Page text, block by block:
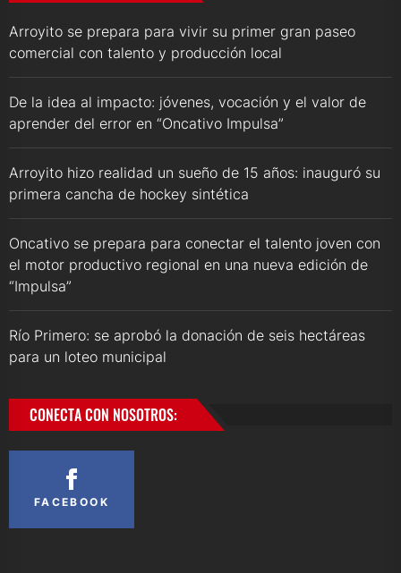
Arroyito se prepara para vivir su primer gran paseo
comercial con talento y producción local
De la idea al impacto: jóvenes, vocación y el valor de
aprender del error en “Oncativo Impulsa”
Arroyito hizo realidad un sueño de 15 años: inauguró su
primera cancha de hockey sintética
Oncativo se prepara para conectar el talento joven con
el motor productivo regional en una nueva edición de
“Impulsa”
Río Primero: se aprobó la donación de seis hectáreas
para un loteo municipal
CONECTA CON NOSOTROS:
FACEBOOK